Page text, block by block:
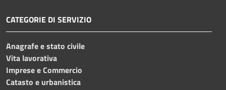
CATEGORIE DI SERVIZIO
Anagrafe e stato civile
Vita lavorativa
Imprese e Commercio
Catasto e urbanistica